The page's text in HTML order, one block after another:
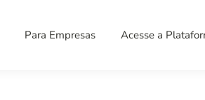
Para Empresas Acesse a